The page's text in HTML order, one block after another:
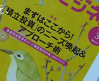
、